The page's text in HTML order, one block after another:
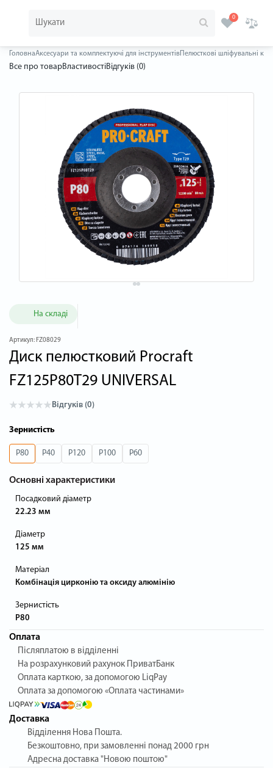
0
ГоловнаАксесуари та комплектуючі для інструментів Пелюсткові шліфувальні
Все про товарВластивостіВідгуків (0)
На складі
Артикул: FZ08029
Диск пелюстковий Procraft
FZ125P80T29 UNIVERSAL
Відгуків (0)
Зернистість
P80 P40 P120 P100 P60
Основні характеристики
Посадковий діаметр
22.23 мм
Діаметр
125 мм
Матеріал
Комбінація цирконію та оксиду алюмінію
Зернистість
P80
Оплата
Післяплатою в відділенні
На розрахунковий рахунок ПриватБанк
Оплата карткою, за допомогою LiqPay
Оплата за допомогою «Оплата частинами»
Доставка
Відділення Нова Пошта.
Безкоштовно, при замовленні понад 2000 грн
Адресна доставка "Новою поштою"